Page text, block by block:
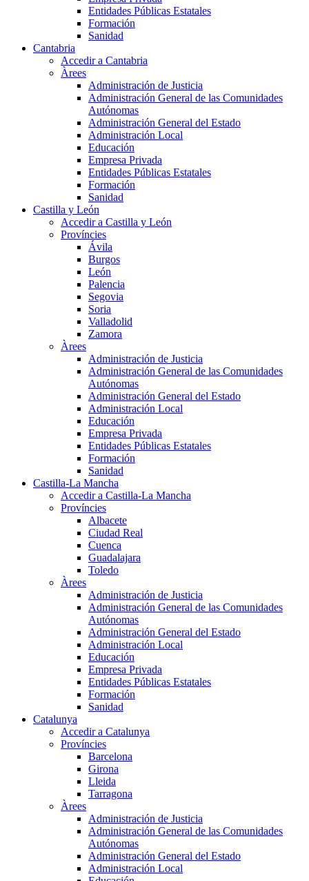
Entidades Públicas Estatales
Formación
Sanidad
Cantabria
Accedir a Cantabria
Àrees
Administración de Justicia
Administración General de las Comunidades
Autónomas
Administración General del Estado
Administración Local
Educación
Empresa Privada
Entidades Públicas Estatales
Formación
Sanidad
Castilla y León
Accedir a Castilla y León
Províncies
Ávila
Burgos
León
Palencia
Segovia
Soria
Valladolid
Zamora
Àrees
Administración de Justicia
Administración General de las Comunidades
Autónomas
Administración General del Estado
Administración Local
Educación
Empresa Privada
Entidades Públicas Estatales
Formación
Sanidad
Castilla-La Mancha
Accedir a Castilla-La Mancha
Províncies
Albacete
Ciudad Real
Cuenca
Guadalajara
Toledo
Àrees
Administración de Justicia
Administración General de las Comunidades
Autónomas
Administración General del Estado
Administración Local
Educación
Empresa Privada
Entidades Públicas Estatales
Formación
Sanidad
Catalunya
Accedir a Catalunya
Províncies
Barcelona
Girona
Lleida
Tarragona
Àrees
Administración de Justicia
Administración General de las Comunidades
Autónomas
Administración General del Estado
Administración Local